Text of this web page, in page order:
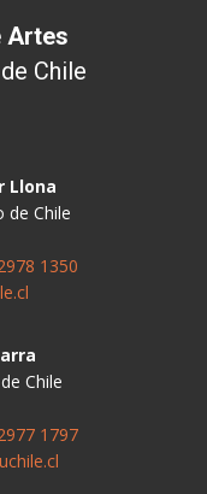
Artes
Chile
Llona
de Chile
1350
Chile
1797